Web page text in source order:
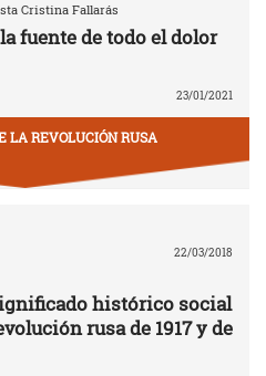
Cristina Fallarás
fuente de todo el dolor
23/01/2021
LA REVOLUCIÓN RUSA
22/03/2018
histórico social
rusa de 1917 y de